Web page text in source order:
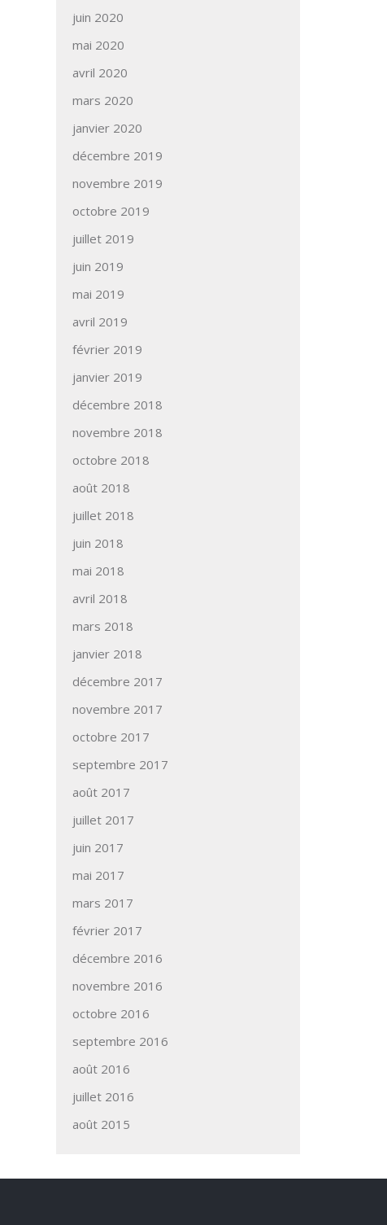
juin 2020
mai 2020
avril 2020
mars 2020
janvier 2020
décembre 2019
novembre 2019
octobre 2019
juillet 2019
juin 2019
mai 2019
avril 2019
février 2019
janvier 2019
décembre 2018
novembre 2018
octobre 2018
août 2018
juillet 2018
juin 2018
mai 2018
avril 2018
mars 2018
janvier 2018
décembre 2017
novembre 2017
octobre 2017
septembre 2017
août 2017
juillet 2017
juin 2017
mai 2017
mars 2017
février 2017
décembre 2016
novembre 2016
octobre 2016
septembre 2016
août 2016
juillet 2016
août 2015